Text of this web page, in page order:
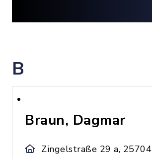
B
Braun, Dagmar
Zingelstraße 29 a, 25704